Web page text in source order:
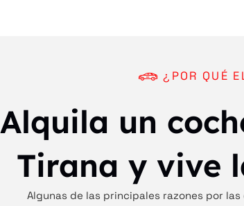
¿POR QUÉ
Alquila un
Tirana y vive
Algunas de las principales razones por